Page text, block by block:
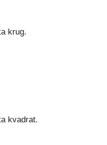
krug.
kvadrat.